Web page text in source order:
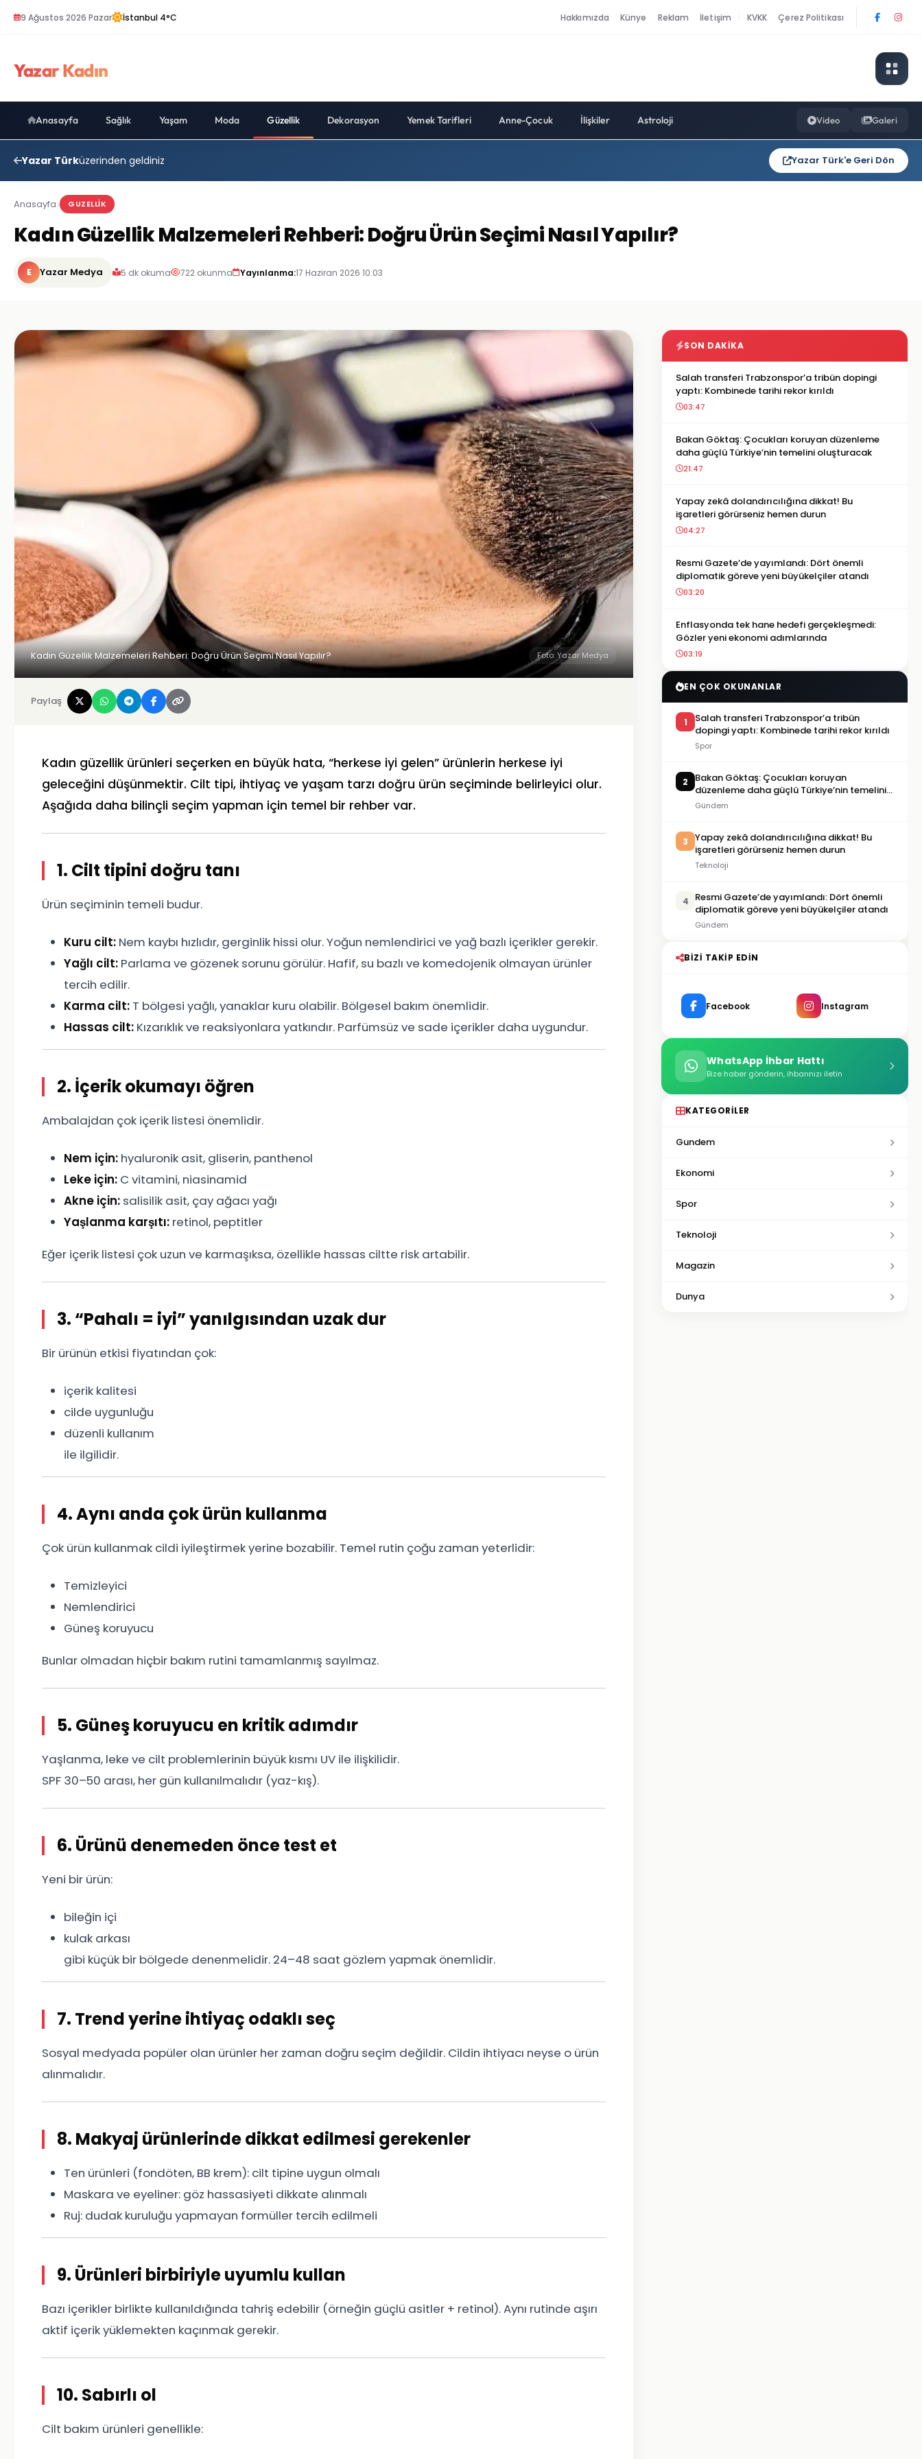
9 Ağustos 2026 Pazar İstanbul 4°C Hakkımızda Künye Reklam İletişim KVKK Çerez Politikası
Yazar Kadın
Anasayfa Sağlık Yaşam Moda Güzellik Dekorasyon Yemek Tarifleri Anne-Çocuk İlişkiler Astroloji Video Galeri
Yazar Türküzerinden geldiniz Yazar Türk'e Geri Dön
Anasayfa GUZELLIK
Kadın Güzellik Malzemeleri Rehberi: Doğru Ürün Seçimi Nasıl Yapılır?
E Yazar Medya 5 dk okuma 722 okunma Yayınlanma:17 Haziran 2026 10:03
Kadın Güzellik Malzemeleri Rehberi: Doğru Ürün Seçimi Nasıl Yapılır? Foto: Yazar Medya
Paylaş
Kadın güzellik ürünleri seçerken en büyük hata, “herkese iyi gelen” ürünlerin herkese iyi
geleceğini düşünmektir. Cilt tipi, ihtiyaç ve yaşam tarzı doğru ürün seçiminde belirleyici olur.
Aşağıda daha bilinçli seçim yapman için temel bir rehber var.
1. Cilt tipini doğru tanı
Ürün seçiminin temeli budur.
Kuru cilt: Nem kaybı hızlıdır, gerginlik hissi olur. Yoğun nemlendirici ve yağ bazlı içerikler gerekir.
Yağlı cilt: Parlama ve gözenek sorunu görülür. Hafif, su bazlı ve komedojenik olmayan ürünler
tercih edilir.
Karma cilt: T bölgesi yağlı, yanaklar kuru olabilir. Bölgesel bakım önemlidir.
Hassas cilt: Kızarıklık ve reaksiyonlara yatkındır. Parfümsüz ve sade içerikler daha uygundur.
2. İçerik okumayı öğren
Ambalajdan çok içerik listesi önemlidir.
Nem için: hyaluronik asit, gliserin, panthenol
Leke için: C vitamini, niasinamid
Akne için: salisilik asit, çay ağacı yağı
Yaşlanma karşıtı: retinol, peptitler
Eğer içerik listesi çok uzun ve karmaşıksa, özellikle hassas ciltte risk artabilir.
3. “Pahalı = iyi” yanılgısından uzak dur
Bir ürünün etkisi fiyatından çok:
içerik kalitesi
cilde uygunluğu
düzenli kullanım
ile ilgilidir.
4. Aynı anda çok ürün kullanma
Çok ürün kullanmak cildi iyileştirmek yerine bozabilir. Temel rutin çoğu zaman yeterlidir:
Temizleyici
Nemlendirici
Güneş koruyucu
Bunlar olmadan hiçbir bakım rutini tamamlanmış sayılmaz.
5. Güneş koruyucu en kritik adımdır
Yaşlanma, leke ve cilt problemlerinin büyük kısmı UV ile ilişkilidir.
SPF 30–50 arası, her gün kullanılmalıdır (yaz-kış).
6. Ürünü denemeden önce test et
Yeni bir ürün:
bileğin içi
kulak arkası
gibi küçük bir bölgede denenmelidir. 24–48 saat gözlem yapmak önemlidir.
7. Trend yerine ihtiyaç odaklı seç
Sosyal medyada popüler olan ürünler her zaman doğru seçim değildir. Cildin ihtiyacı neyse o ürün
alınmalıdır.
8. Makyaj ürünlerinde dikkat edilmesi gerekenler
Ten ürünleri (fondöten, BB krem): cilt tipine uygun olmalı
Maskara ve eyeliner: göz hassasiyeti dikkate alınmalı
Ruj: dudak kuruluğu yapmayan formüller tercih edilmeli
9. Ürünleri birbiriyle uyumlu kullan
Bazı içerikler birlikte kullanıldığında tahriş edebilir (örneğin güçlü asitler + retinol). Aynı rutinde aşırı
aktif içerik yüklemekten kaçınmak gerekir.
10. Sabırlı ol
Cilt bakım ürünleri genellikle:
SON DAKIKA
Salah transferi Trabzonspor’a tribün dopingi
yaptı: Kombinede tarihi rekor kırıldı
03:47
Bakan Göktaş: Çocukları koruyan düzenleme
daha güçlü Türkiye’nin temelini oluşturacak
21:47
Yapay zekâ dolandırıcılığına dikkat! Bu
işaretleri görürseniz hemen durun
04:27
Resmi Gazete’de yayımlandı: Dört önemli
diplomatik göreve yeni büyükelçiler atandı
03:20
Enflasyonda tek hane hedefi gerçekleşmedi:
Gözler yeni ekonomi adımlarında
03:19
EN ÇOK OKUNANLAR
1
Salah transferi Trabzonspor’a tribün
dopingi yaptı: Kombinede tarihi rekor kırıldı
Spor
2
Bakan Göktaş: Çocukları koruyan
düzenleme daha güçlü Türkiye’nin temelini
oluşturacak
Gündem
3
Yapay zekâ dolandırıcılığına dikkat! Bu
işaretleri görürseniz hemen durun
Teknoloji
4
Resmi Gazete’de yayımlandı: Dört önemli
diplomatik göreve yeni büyükelçiler atandı
Gündem
BIZI TAKIP EDIN
Facebook Instagram
WhatsApp İhbar Hattı
Bize haber gönderin, ihbarınızı iletin
KATEGORILER
Gundem
Ekonomi
Spor
Teknoloji
Magazin
Dunya